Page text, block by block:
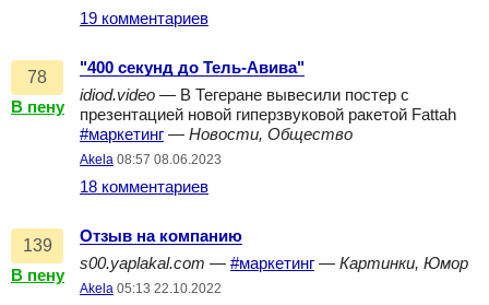
19 комментариев
78
В пену
"400 секунд до Тель-Авива"
idiod.video — В Тегеране вывесили постер с
презентацией новой гиперзвуковой ракетой Fattah
#маркетинг — Новости, Общество
Akela 08:57 08.06.2023
18 комментариев
139
В пену
Отзыв на компанию
s00.yaplakal.com — #маркетинг — Картинки, Юмор
Akela 05:13 22.10.2022